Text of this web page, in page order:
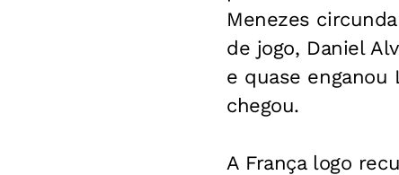
Menezes
de jogo, Daniel
e quase
chegou.
A França logo